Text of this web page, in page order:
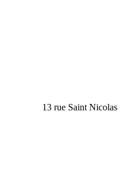
13 rue Saint Nicolas